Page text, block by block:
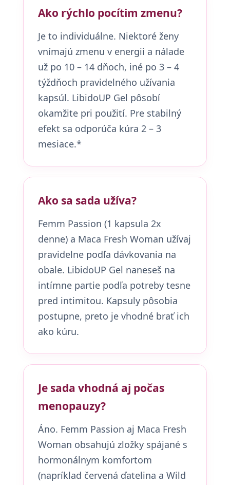
Ako rýchlo pocítim zmenu?
Je to individuálne. Niektoré ženy
vnímajú zmenu v energii a nálade
už po 10 – 14 dňoch, iné po 3 – 4
týždňoch pravidelného užívania
kapsúl. LibidoUP Gel pôsobí
okamžite pri použití. Pre stabilný
efekt sa odporúča kúra 2 – 3
mesiace.*
Ako sa sada užíva?
Femm Passion (1 kapsula 2x
denne) a Maca Fresh Woman užívaj
pravidelne podľa dávkovania na
obale. LibidoUP Gel naneseš na
intímne partie podľa potreby tesne
pred intimitou. Kapsuly pôsobia
postupne, preto je vhodné brať ich
ako kúru.
Je sada vhodná aj počas
menopauzy?
Áno. Femm Passion aj Maca Fresh
Woman obsahujú zložky spájané s
hormonálnym komfortom
(napríklad červená ďatelina a Wild